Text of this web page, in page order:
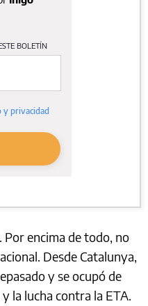
Por encima de todo, no
Desde Catalunya,
y se ocupó de
la lucha contra la ETA.